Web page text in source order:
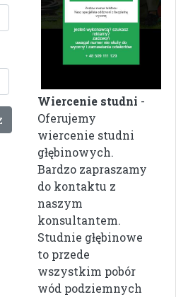
Wiercenie studni -
Oferujemy
wiercenie studni
głębinowych.
Bardzo zapraszamy
do kontaktu z
naszym
konsultantem.
Studnie głębinowe
to przede
wszystkim pobór
wód podziemnych